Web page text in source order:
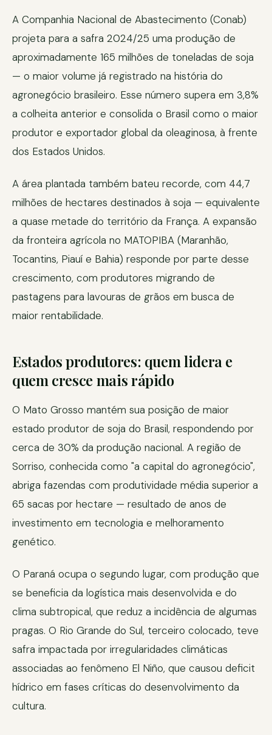
A Companhia Nacional de Abastecimento (Conab)
projeta para a safra 2024/25 uma produção de
aproximadamente 165 milhões de toneladas de soja
— o maior volume já registrado na história do
agronegócio brasileiro. Esse número supera em 3,8%
a colheita anterior e consolida o Brasil como o maior
produtor e exportador global da oleaginosa, à frente
dos Estados Unidos.
A área plantada também bateu recorde, com 44,7
milhões de hectares destinados à soja — equivalente
a quase metade do território da França. A expansão
da fronteira agrícola no MATOPIBA (Maranhão,
Tocantins, Piauí e Bahia) responde por parte desse
crescimento, com produtores migrando de
pastagens para lavouras de grãos em busca de
maior rentabilidade.
Estados produtores: quem lidera e
quem cresce mais rápido
O Mato Grosso mantém sua posição de maior
estado produtor de soja do Brasil, respondendo por
cerca de 30% da produção nacional. A região de
Sorriso, conhecida como "a capital do agronegócio",
abriga fazendas com produtividade média superior a
65 sacas por hectare — resultado de anos de
investimento em tecnologia e melhoramento
genético.
O Paraná ocupa o segundo lugar, com produção que
se beneficia da logística mais desenvolvida e do
clima subtropical, que reduz a incidência de algumas
pragas. O Rio Grande do Sul, terceiro colocado, teve
safra impactada por irregularidades climáticas
associadas ao fenômeno El Niño, que causou deficit
hídrico em fases críticas do desenvolvimento da
cultura.